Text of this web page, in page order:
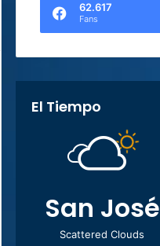
62.617
Fans
El Tiempo
San José
Scattered Clouds